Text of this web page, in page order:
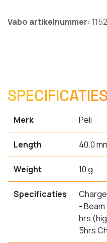
Vabo artikelnummer:
SPECIFICATIES
Merk Peli
Length 40.0
Weight 10 g
Specificaties
Charge
- Beam
hrs
5hrs